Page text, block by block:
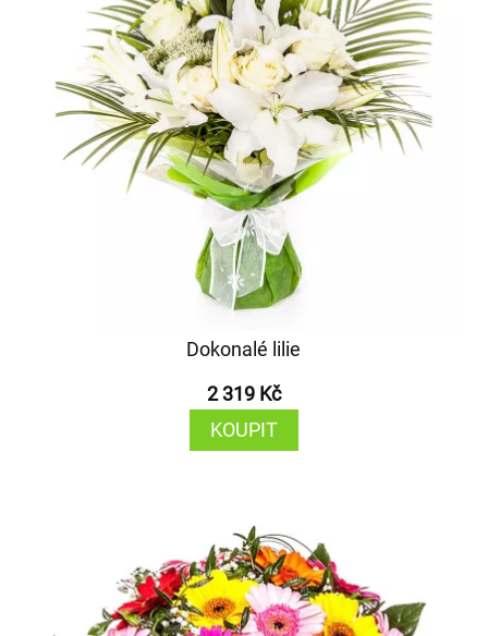
Dokonalé lilie
2 319 Kč
KOUPIT